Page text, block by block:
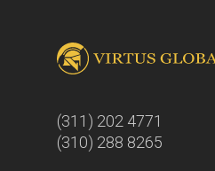
(311) 202 4771
(310) 288 8265